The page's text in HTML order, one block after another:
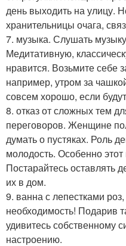
день выходить на улицу.
хранительницы очага,
7. музыка. Слушать
Медитативную,
нравится. Возьмите себе
например, утром за
совсем хорошо, если
8. отказ от сложных тем
переговоров. Женщине
думать о пустяках. Роль
молодость. Особенно
Постарайтесь оставлять
их в дом.
9. ванна с лепестками
необходимость! Подарив
удивитесь собственному
настроению.